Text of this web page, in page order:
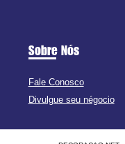
Sobre Nós
Fale Conosco
Divulgue seu négocio